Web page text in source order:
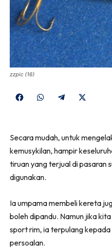
zzpic (16)
Share
Share
Share
Secara mudah, untuk
kemusykilan, hampir
tiruan yang terjual di pasaran
digunakan.
Ia umpama membeli kereta
boleh dipandu. Namun jika
sport rim, ia terpulang
persoalan.